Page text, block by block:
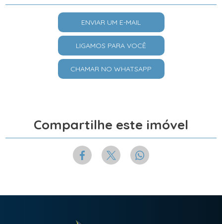
ENVIAR UM E-MAIL
LIGAMOS PARA VOCÊ
CHAMAR NO WHATSAPP
Compartilhe este imóvel